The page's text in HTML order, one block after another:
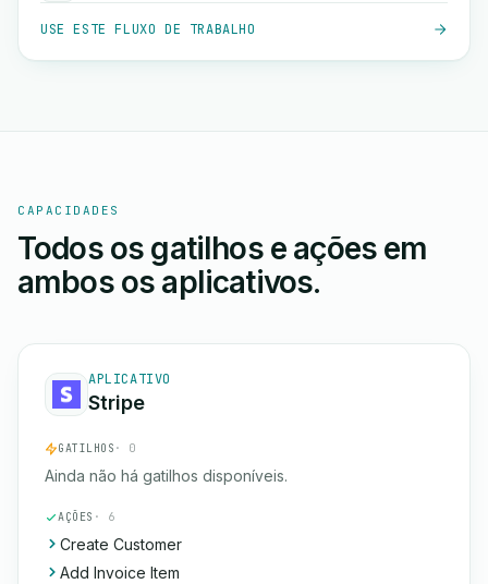
USE ESTE FLUXO DE TRABALHO
CAPACIDADES
Todos os gatilhos e ações em
ambos os aplicativos.
APLICATIVO
Stripe
GATILHOS · 0
Ainda não há gatilhos disponíveis.
AÇÕES · 6
Create Customer
Add Invoice Item